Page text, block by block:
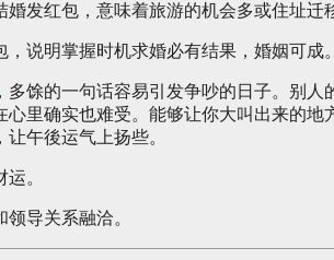
发红包，意味着旅游的机会多或住址迁
说明掌握时机求婚必有结果，婚姻可成。
，多馀的一句话容易引发争吵的日子。别
心里确实也难受。能够让你大叫出来的
午後运气上扬些。
。
导关系融洽。